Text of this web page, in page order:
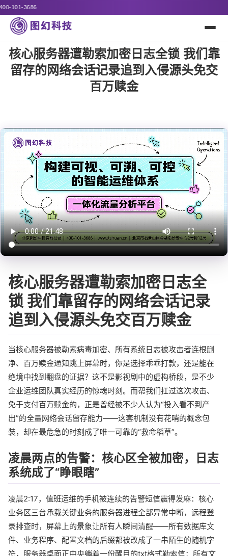
核心服务器遭勒索加密日志全锁 我们靠
留存的网络会话记录追到入侵源头免交
百万赎金
核心服务器遭勒索加密日志全
锁 我们靠留存的网络会话记录
追到入侵源头免交百万赎金
当核心服务器被勒索病毒加密、所有系统日志被攻击者连根删
净、百万赎金通知跳上屏幕时，你是选择乖乖打款，还是能在
绝境中找到翻盘的证据？这不是影视剧中的虚构桥段，是不少
企业运维团队真实经历的惊魂时刻。而帮我们扛过这次攻击、
免于支付百万赎金的，正是曾经被不少人认为“投入看不到产
出”的全量网络会话留存能力——这套机制没有花哨的概念包
装，却在最危急的时刻成了唯一可靠的“救命稻草”。
凌晨两点的告警：核心区全被加密，日志
系统成了“睁眼瞎”
凌晨2:17，值班运维的手机被连续的告警短信震得发麻：核心
业务区三台承载关键业务的服务器进程全部异常中断，远程登
录排查时，屏幕上的景象让所有人瞬间清醒——所有数据库文
件、业务程序、配置文档的后缀都被改成了一串陌生的随机字
符，服务器桌面正中央躺着一份醒目的txt格式勒索信：所有文